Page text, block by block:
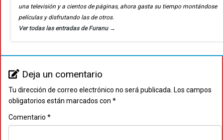
una televisión y a cientos de páginas, ahora gasta su tiempo montándose
películas y disfrutando las de otros.
Ver todas las entradas de Furanu →
Deja un comentario
Tu dirección de correo electrónico no será publicada. Los campos
obligatorios están marcados con *
Comentario *